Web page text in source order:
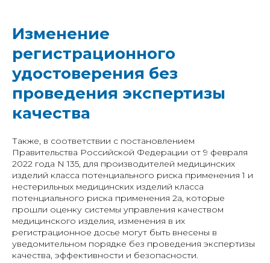
Изменение
регистрационного
удостоверения без
проведения экспертизы
качества
Также, в соответствии с постановлением
Правительства Российской Федерации от 9 февраля
2022 года N 135, для производителей медицинских
изделий класса потенциального риска применения 1 и
нестерильных медицинских изделий класса
потенциального риска применения 2а, которые
прошли оценку системы управления качеством
медицинского изделия, изменения в их
регистрационное досье могут быть внесены в
уведомительном порядке без проведения экспертизы
качества, эффективности и безопасности.